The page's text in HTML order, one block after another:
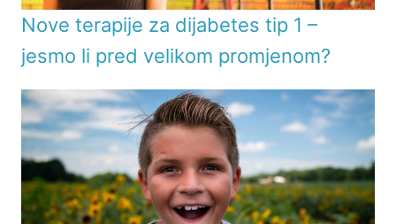
Nove terapije za dijabetes tip 1 –
jesmo li pred velikom promjenom?